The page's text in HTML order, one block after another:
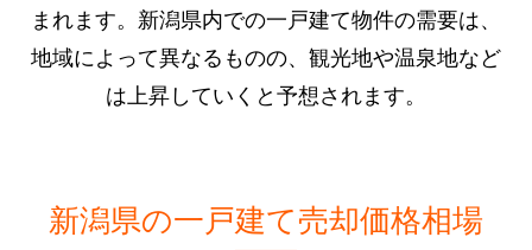
まれます。新潟県内での一戸建て物件の需要は、
地域によって異なるものの、観光地や温泉地など
は上昇していくと予想されます。
新潟県の一戸建て売却価格相場